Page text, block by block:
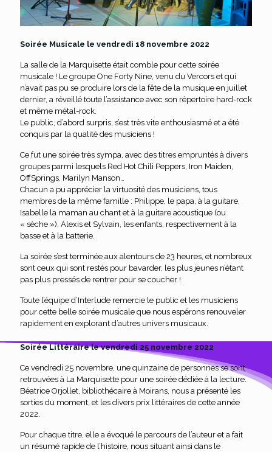
Soirée Musicale le vendredi 18 novembre 2022
La salle de la Marquisette était comble pour cette soirée
musicale ! Le groupe One Forty Nine, venu du Vercors et qui
n’avait pas pu se produire lors de la fête de la musique en juillet
dernier, a réveillé toute l’assistance avec son répertoire hard-rock
et même métal-rock.
Le public, d’abord surpris, s’est très vite enthousiasmé et a été
conquis par la qualité des musiciens !
Ce fut une soirée très sympa, avec des titres empruntés à divers
groupes parmi lesquels Red Hot Chili Peppers, Iron Maiden,
OffSprings, Marilyn Manson…
Chacun a pu apprécier la virtuosité des musiciens, tous
membres de la même famille : Philippe, le papa, à la guitare,
Isabelle la maman au chant et à la guitare acoustique (ou
« sèche »), Alexis et Sylvain, les enfants, respectivement à la
basse et à la batterie.
La soirée s’est terminée aux alentours de 23 heures, et nombreux
sont ceux qui sont restés pour bavarder, les plus jeunes n’étant
pas plus pressés de rentrer pour se coucher !
Toute l’équipe d’Interlude remercie le public et les musiciens
pour cette belle soirée musicale que nous espérons renouveler
rapidement en explorant d’autres univers musicaux.
Soirée Littéraire le vendredi 25 novembre 2022
Ce vendredi 25 novembre, une quinzaine de personnes se sont
retrouvées à La Marquisette pour une soirée dédiée à la lecture.
Béatrice Orjollet, bibliothécaire à Moirans, nous a présenté les
sorties du moment, et les divers prix littéraires de cette année
2022.
Pour chaque titre, elle a évoqué le parcours de l’auteur et a fait
un résumé rapide de l’histoire, nous situant ainsi dans le